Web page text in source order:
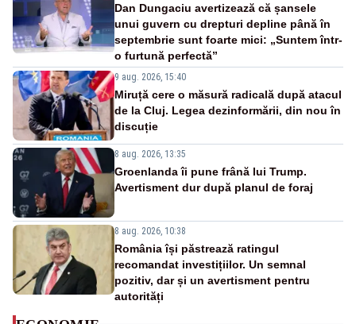
Dan Dungaciu avertizează că șansele
unui guvern cu drepturi depline până în
septembrie sunt foarte mici: „Suntem într-
o furtună perfectă”
9 aug. 2026, 15:40
Miruță cere o măsură radicală după atacul
de la Cluj. Legea dezinformării, din nou în
discuție
8 aug. 2026, 13:35
Groenlanda îi pune frână lui Trump.
Avertisment dur după planul de foraj
8 aug. 2026, 10:38
România își păstrează ratingul
recomandat investițiilor. Un semnal
pozitiv, dar și un avertisment pentru
autorități